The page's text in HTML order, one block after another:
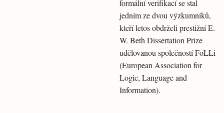
formální verifikací se stal
jedním ze dvou výzkumníků,
kteří letos obdrželi prestižní E.
W. Beth Dissertation Prize
udělovanou společností FoLLi
(European Association for
Logic, Language and
Information).